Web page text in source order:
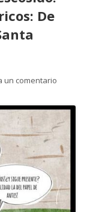
De
un comentario